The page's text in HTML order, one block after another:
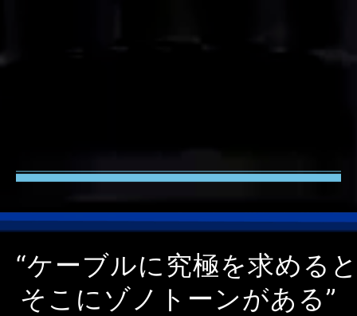
“ケーブルに究極を求める
そこにゾノトーンがある”